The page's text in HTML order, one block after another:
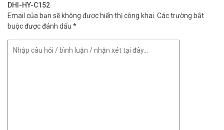
DHI-HY-C152
Email của bạn sẽ không được hiển thị công khai. Các trường bắt
buộc được đánh dấu *